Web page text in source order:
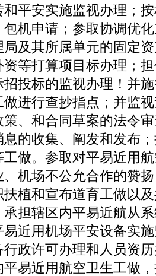
平安实施监视办理；
机申请；参取协调优
及其所属单元的固定
等打算项目标办理；
投标的监视办理！并
进行查抄指点；并监
、和合同草案的法令
的收集、阐发和发布
做。参取对平易近用
机场不公允合作的赞
植和宣布道育工做以
担辖区内平易近航从
近用机场平安设备实
行政许可办理和人员资
易近用航空卫生工做